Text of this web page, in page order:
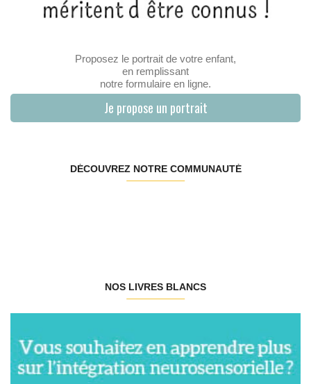
Proposez le portrait de votre enfant,
en remplissant
notre formulaire en ligne.
Je propose un portrait
DÉCOUVREZ NOTRE COMMUNAUTÉ
NOS LIVRES BLANCS